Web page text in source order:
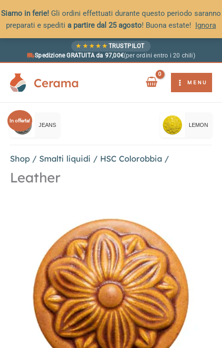
Siamo in ferie! Gli ordini effettuati durante questo periodo saranno
preparati e spediti a partire dal 25 agosto! Buona estate! Ignora
★ ★ ★ ★ ★ TRUSTPILOT
Spedizione GRATUITA da 97,00€(per ordini entro i 20 chili)
Cerama MENU
In offerta!
JEANS LEMON
Shop / Smalti liquidi / HSC Colorobbia /
Leather